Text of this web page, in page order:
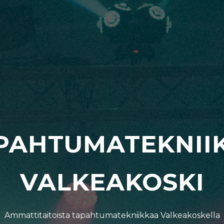
VALKEAKOSKI
Ammattitaitoista tapahtumatekniikkaa Valkeakoskella